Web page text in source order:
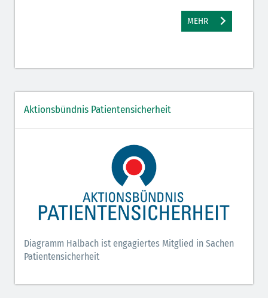
MEHR
Aktionsbündnis Patientensicherheit
Diagramm Halbach ist engagiertes Mitglied in Sachen
Patientensicherheit